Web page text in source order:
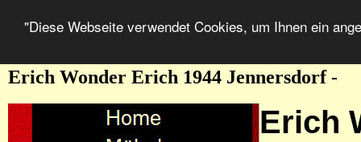
"Diese Webseite verwendet Cookies, um Ihnen ein
Erich Wonder Erich 1944 Jennersdorf -
Erich